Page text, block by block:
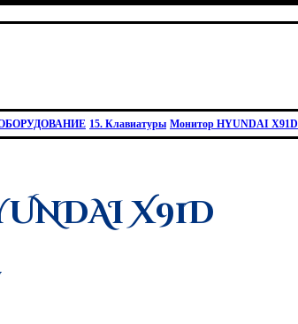
15. Клавиатуры Монитор HYUNDAI X91D
X91D